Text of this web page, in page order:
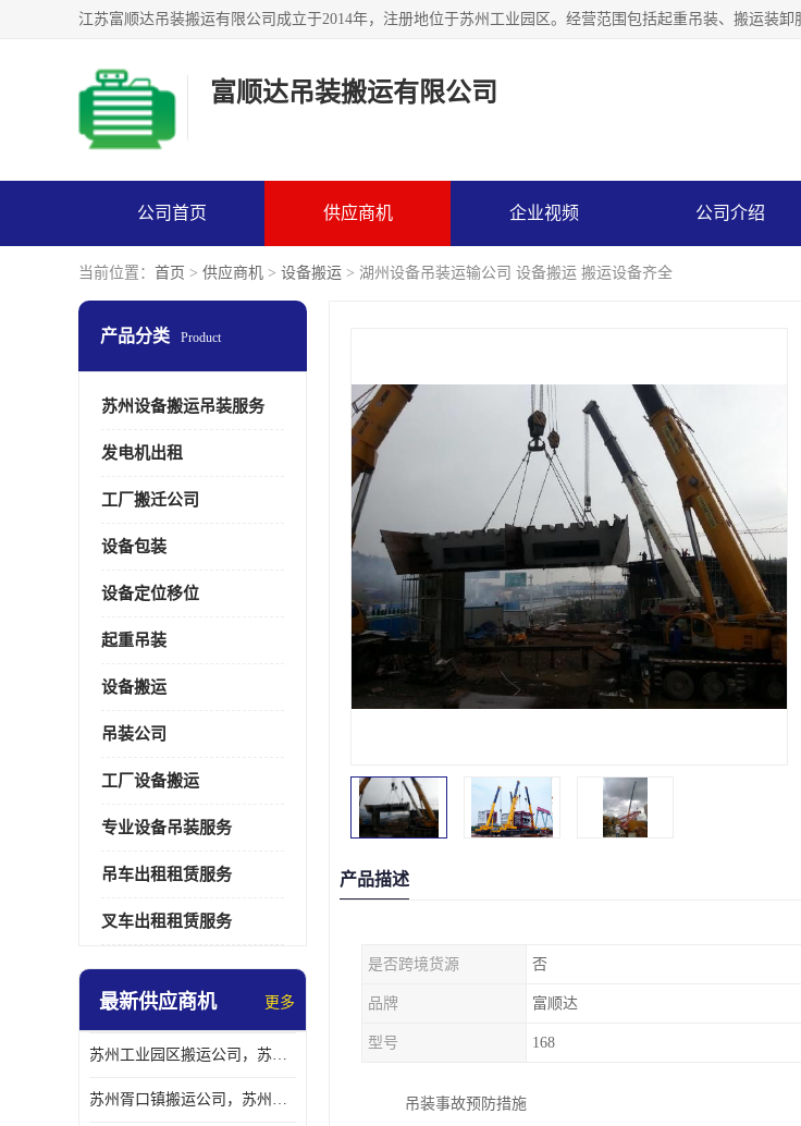
富顺达吊装搬运有限公司
公司首页 供应商机 企业视频 公司介绍
当前位置： 首页 > 供应商机 > 设备搬运 > 湖州设备吊装运输公司 设备搬运 搬运设备齐全
产品分类 Product
苏州设备搬运吊装服务
发电机出租
工厂搬迁公司
设备包装
设备定位移位
起重吊装
设备搬运
吊装公司
工厂设备搬运
专业设备吊装服务
吊车出租租赁服务
叉车出租租赁服务
最新供应商机 更多
苏州工业园区搬运公司，苏州工业园区搬厂公司
苏州胥口镇搬运公司，苏州胥口镇吊装搬厂公司
产品描述
是否跨境货源 否
品牌 富顺达
型号 168
吊装事故预防措施